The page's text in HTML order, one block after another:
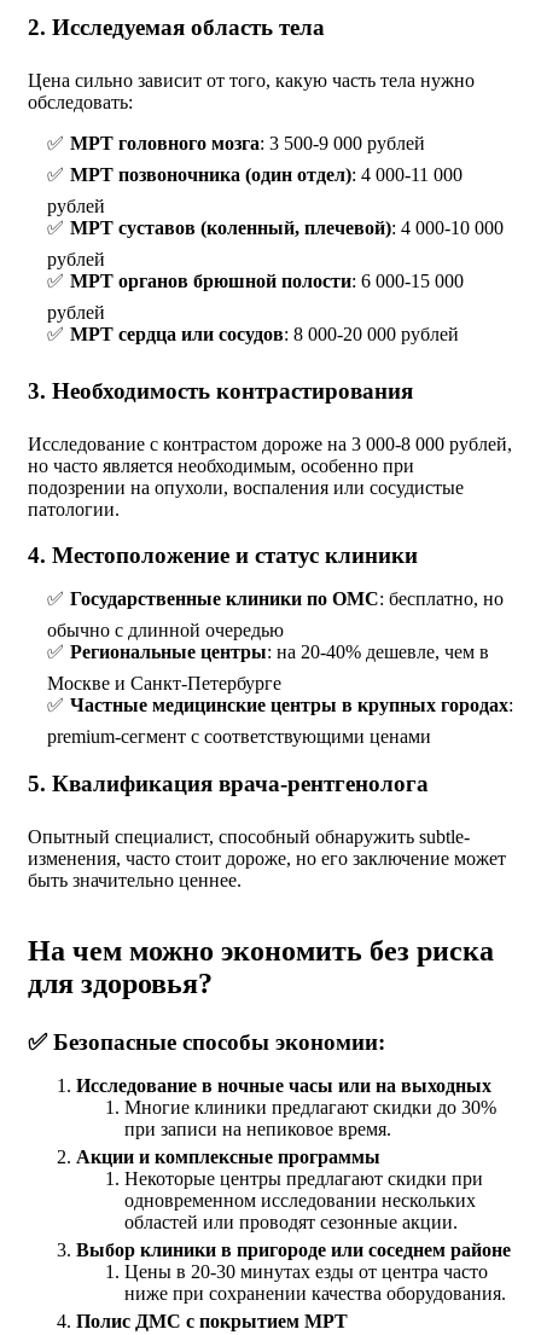
2. Исследуемая область тела
Цена сильно зависит от того, какую часть тела нужно
обследовать:
МРТ головного мозга: 3 500-9 000 рублей
МРТ позвоночника (один отдел): 4 000-11 000
рублей
МРТ суставов (коленный, плечевой): 4 000-10 000
рублей
МРТ органов брюшной полости: 6 000-15 000
рублей
МРТ сердца или сосудов: 8 000-20 000 рублей
3. Необходимость контрастирования
Исследование с контрастом дороже на 3 000-8 000 рублей,
но часто является необходимым, особенно при
подозрении на опухоли, воспаления или сосудистые
патологии.
4. Местоположение и статус клиники
Государственные клиники по ОМС: бесплатно, но
обычно с длинной очередью
Региональные центры: на 20-40% дешевле, чем в
Москве и Санкт-Петербурге
Частные медицинские центры в крупных городах:
premium-сегмент с соответствующими ценами
5. Квалификация врача-рентгенолога
Опытный специалист, способный обнаружить subtle-
изменения, часто стоит дороже, но его заключение может
быть значительно ценнее.
На чем можно экономить без риска
для здоровья?
✅ Безопасные способы экономии:
Исследование в ночные часы или на выходных
Многие клиники предлагают скидки до 30%
при записи на непиковое время.
Акции и комплексные программы
Некоторые центры предлагают скидки при
одновременном исследовании нескольких
областей или проводят сезонные акции.
Выбор клиники в пригороде или соседнем районе
Цены в 20-30 минутах езды от центра часто
ниже при сохранении качества оборудования.
Полис ДМС с покрытием МРТ